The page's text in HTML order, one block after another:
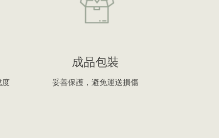
成品包裝
妥善保護，避免運送損傷